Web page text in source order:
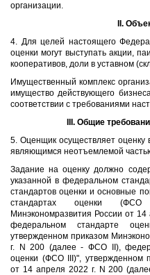
организации.
II.
4. Для целей настоящего
оценки могут выступать акции,
кооперативов, доли в уставном
Имущественный комплекс
имущество действующего
соответствии с требованиями
III. Общие
5. Оценщик осуществляет оценку
являющимся неотъемлемой
Задание на оценку должно
указанной в федеральном
стандартов оценки и основные
стандартах оценки (ФСО
Минэкономразвития России от
федеральном стандарте
утвержденном приказом
г. N 200 (далее - ФСО II),
оценки (ФСО III)", утвержденном
от 14 апреля 2022 г. N 200